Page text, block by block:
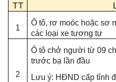
TT
1
Ô tô, rơ moóc hoặc sơ
các loại xe tương tự
2
Ô tô chở người từ 09
trước bạ lần đầu
Lưu ý: HĐND cấp tỉnh